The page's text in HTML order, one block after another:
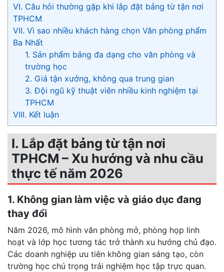
VI. Câu hỏi thường gặp khi lắp đặt bảng từ tận nơi
TPHCM
VII. Vì sao nhiều khách hàng chọn Văn phòng phẩm
Ba Nhất
1. Sản phẩm bảng đa dạng cho văn phòng và
trường học
2. Giá tận xưởng, không qua trung gian
3. Đội ngũ kỹ thuật viên nhiều kinh nghiệm tại
TPHCM
VIII. Kết luận
I. Lắp đặt bảng từ tận nơi
TPHCM – Xu hướng và nhu cầu
thực tế năm 2026
1. Không gian làm việc và giáo dục đang
thay đổi
Năm 2026, mô hình văn phòng mở, phòng họp linh
hoạt và lớp học tương tác trở thành xu hướng chủ đạo.
Các doanh nghiệp ưu tiên không gian sáng tạo, còn
trường học chú trọng trải nghiệm học tập trực quan.